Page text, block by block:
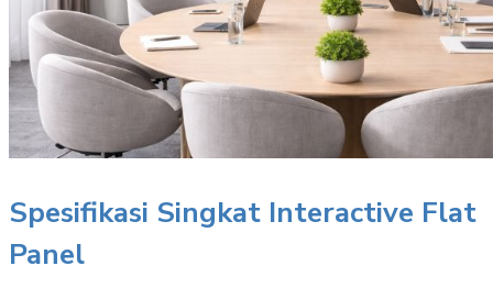
Spesifikasi Singkat Interactive Flat
Panel